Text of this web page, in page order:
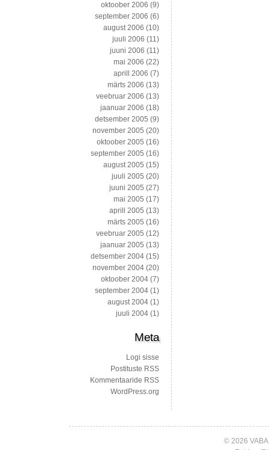
oktoober 2006 (9)
september 2006 (6)
august 2006 (10)
juuli 2006 (11)
juuni 2006 (11)
mai 2006 (22)
aprill 2006 (7)
märts 2006 (13)
veebruar 2006 (13)
jaanuar 2006 (18)
detsember 2005 (9)
november 2005 (20)
oktoober 2005 (16)
september 2005 (16)
august 2005 (15)
juuli 2005 (20)
juuni 2005 (27)
mai 2005 (17)
aprill 2005 (13)
märts 2005 (16)
veebruar 2005 (12)
jaanuar 2005 (13)
detsember 2004 (15)
november 2004 (20)
oktoober 2004 (7)
september 2004 (1)
august 2004 (1)
juuli 2004 (1)
Meta
Logi sisse
Postituste RSS
Kommentaaride RSS
WordPress.org
© 2026